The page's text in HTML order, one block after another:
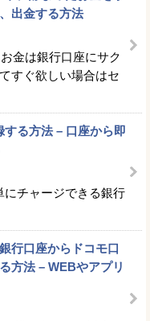
出金する方法
金は銀行口座にサク
すぐ欲しい場合はセ
する方法 – 口座から即
にチャージできる銀行
行口座からドコモ口
方法 – WEBやアプリ